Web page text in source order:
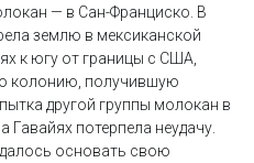
— в Сан-Франциско. В
землю в мексиканской
к югу от границы с США,
колонию, получившую
другой группы молокан в
Гавайях потерпела неудачу.
основать свою